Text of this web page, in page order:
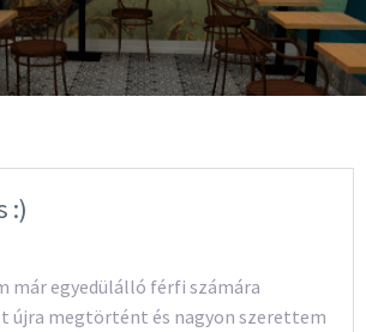
:)
már egyedülálló férfi számára
újra megtörtént és nagyon szerettem